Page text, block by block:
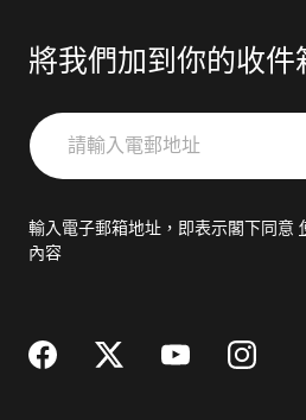
將我們加到你的收件
請
輸
郵
輸入電子郵箱地址，即表示閣下同意
內容